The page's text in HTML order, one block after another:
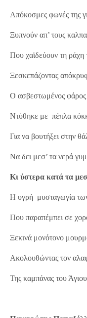
Απόκοσμες φωνές της
Ξυπνούν απ’ τους
Που χαϊδεύουν τη ράχη
Ξεσκεπάζοντας
Ο ασβεστωμένος φάρος
Ντύθηκε με πέπλα
Για να βουτήξει στην
Να δει μεσ’ τα νερά
Κι ύστερα κατά τα
Η υγρή μυσταγωγία
Που παραπέμπει σε
Ξεκινά μονότονο
Ακολουθώντας τον
Της καμπάνας του